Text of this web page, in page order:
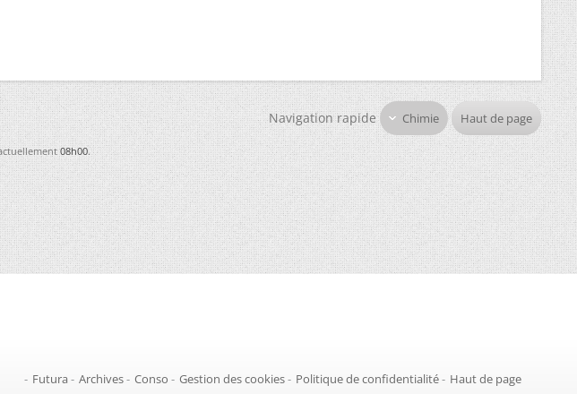
Navigation rapide Chimie Haut de page
08h00.
- Futura- Archives- Conso - Gestion des cookies- Politique de confidentialité- Haut de page